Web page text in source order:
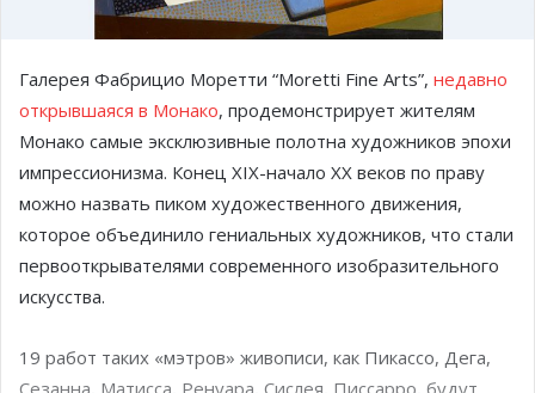
Галерея Фабрицио Моретти “Moretti Fine Arts”, недавно
открывшаяся в Монако, продемонстрирует жителям
Монако самые эксклюзивные полотна художников эпохи
импрессионизма. Конец XIX-начало XX веков по праву
можно назвать пиком художественного движения,
которое объединило гениальных художников, что стали
первооткрывателями современного изобразительного
искусства.
19 работ таких «мэтров» живописи, как Пикассо, Дега,
Сезанна, Матисса, Ренуара, Сислея, Писсарро, будут